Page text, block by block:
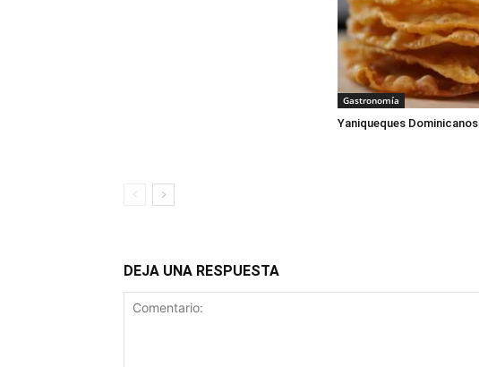
Gastronomía
Yaniqueques Dominicanos
DEJA UNA RESPUESTA